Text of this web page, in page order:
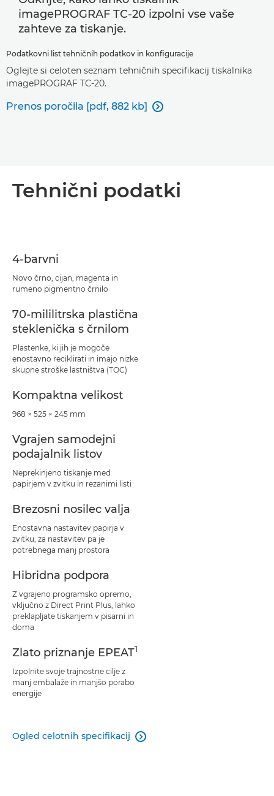
imagePROGRAF TC-20 izpolni vse vaše
zahteve za tiskanje.
Podatkovni list tehničnih podatkov in konfiguracije
Oglejte si celoten seznam tehničnih specifikacij tiskalnika
imagePROGRAF TC-20.
Prenos poročila [pdf, 882 kb] 
Tehnični podatki
4-barvni
Novo črno, cijan, magenta in
rumeno pigmentno črnilo
70-mililitrska plastična
steklenička s črnilom
Plastenke, ki jih je mogoče
enostavno reciklirati in imajo nizke
skupne stroške lastništva (TOC)
Kompaktna velikost
968 × 525 × 245 mm
Vgrajen samodejni
podajalnik listov
Neprekinjeno tiskanje med
papirjem v zvitku in rezanimi listi
Brezosni nosilec valja
Enostavna nastavitev papirja v
zvitku, za nastavitev pa je
potrebnega manj prostora
Hibridna podpora
Z vgrajeno programsko opremo,
vključno z Direct Print Plus, lahko
preklapljate tiskanjem v pisarni in
doma
Zlato priznanje EPEAT1
Izpolnite svoje trajnostne cilje z
manj embalaže in manjšo porabo
energije
Ogled celotnih specifikacij 